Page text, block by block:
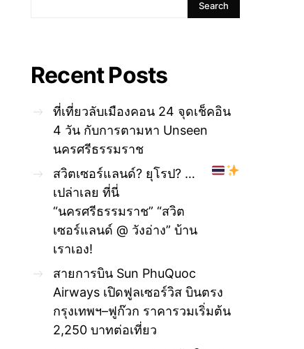
Search
Recent Posts
ที่เที่ยวลับเมืองคอน 24 จุดเช็คอิน
4 วัน กับการตามหา Unseen
นครศรีธรรมราช
สวิตเซอร์แลนด์? ยุโรป? …
เปล่าเลย ที่นี่
“นครศรีธรรมราช” “สวิต
เซอร์แลนด์ @ วังอ่าง” บ้าน
เราเอง!
สายการบิน Sun PhuQuoc
Airways เปิดฟูลเซอร์วิส บินตรง
กรุงเทพฯ–ฟูก๊วก ราคารวมเริ่มต้น
2,250 บาทต่อเที่ยว